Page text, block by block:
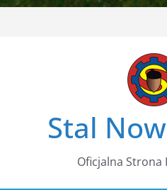
Stal
Oficjalna